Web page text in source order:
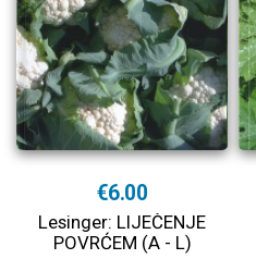
€6.00
Lesinger: LIJEČENJE
POVRĆEM (A - L)